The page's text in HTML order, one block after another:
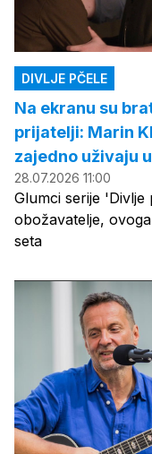
DIVLJE PČELE
Na ekranu su
prijatelji: Marin
zajedno uživaju
28.07.2026 11:00
Glumci serije
obožavatelje,
seta